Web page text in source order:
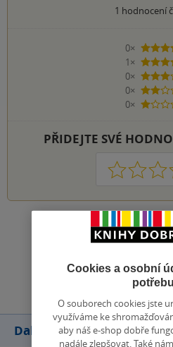
1 hodnocení
0×
5
1×
4
0×
3
0×
2
0×
1
PŘIDEJTE SVÉ
1 2 3 4 5
Zobrazit všechna
Přidat
Další knihy autora
Cookies a osobní
O souborech cookies jste
využíváme ke
aby náš e-shop dobře
nadále zlepšovat. Také